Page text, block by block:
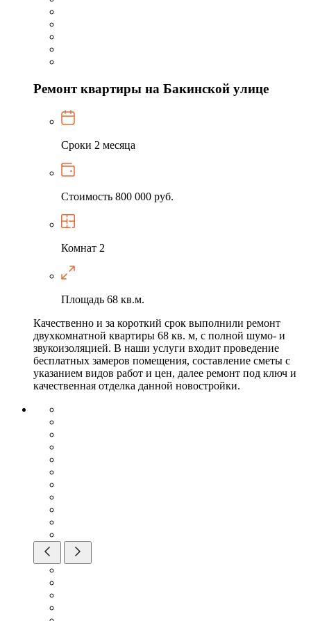
Ремонт квартиры на Бакинской улице
Сроки 2 месяца
Стоимость 800 000 руб.
Комнат 2
Площадь 68 кв.м.
Качественно и за короткий срок выполнили ремонт
двухкомнатной квартиры 68 кв. м, с полной шумо- и
звукоизоляцией. В наши услуги входит проведение
бесплатных замеров помещения, составление сметы с
указанием видов работ и цен, далее ремонт под ключ и
качественная отделка данной новостройки.